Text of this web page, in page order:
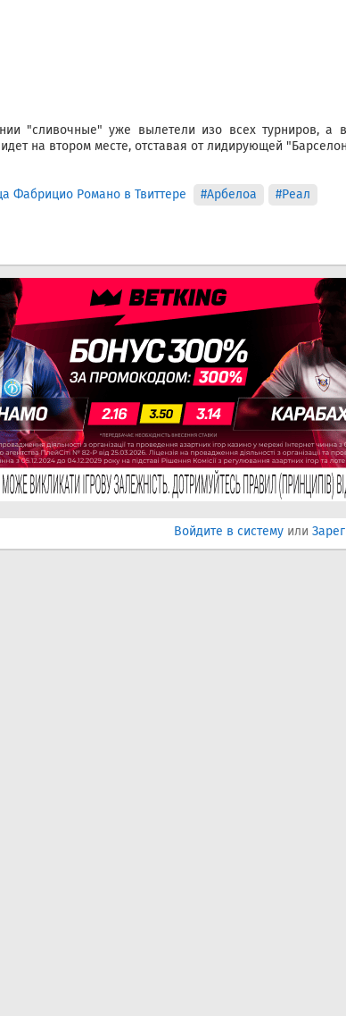
"сливочные" уже вылетели изо всех турниров, а
на втором месте, отставая от лидирующей
Фабрицио Романо в Твиттере #Арбелоа #Реал
Войдите в систему или